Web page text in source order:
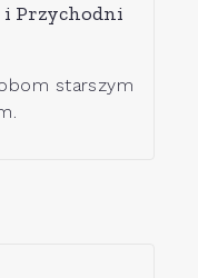
i Przychodni
starszym